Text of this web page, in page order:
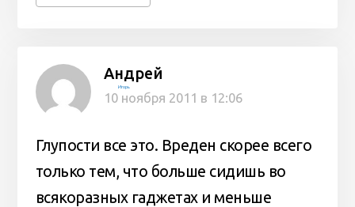
Андрей
Игорь
10 ноября 2011 в 12:06
Глупости все это. Вреден скорее всего
только тем, что больше сидишь во
всякоразных гаджетах и меньше